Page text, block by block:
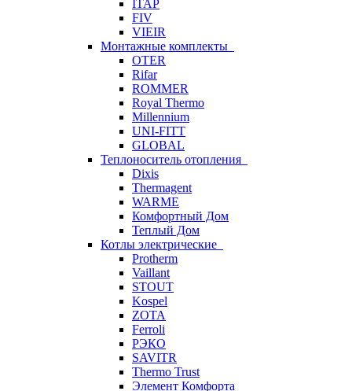
ITAP
FIV
VIEIR
Монтажные комплекты
OTER
Rifar
ROMMER
Royal Thermo
Millennium
UNI-FITT
GLOBAL
Теплоноситель отопления
Dixis
Thermagent
WARME
Комфортный Дом
Теплый Дом
Котлы электрические
Protherm
Vaillant
STOUT
Kospel
ZOTA
Ferroli
РЭКО
SAVITR
Thermo Trust
Элемент Комфорта